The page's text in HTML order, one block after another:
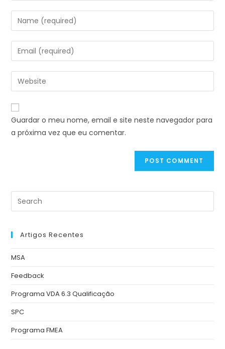
Guardar o meu nome, email e site neste navegador para
a próxima vez que eu comentar.
Artigos Recentes
MSA
Feedback
Programa VDA 6.3 Qualificação
SPC
Programa FMEA